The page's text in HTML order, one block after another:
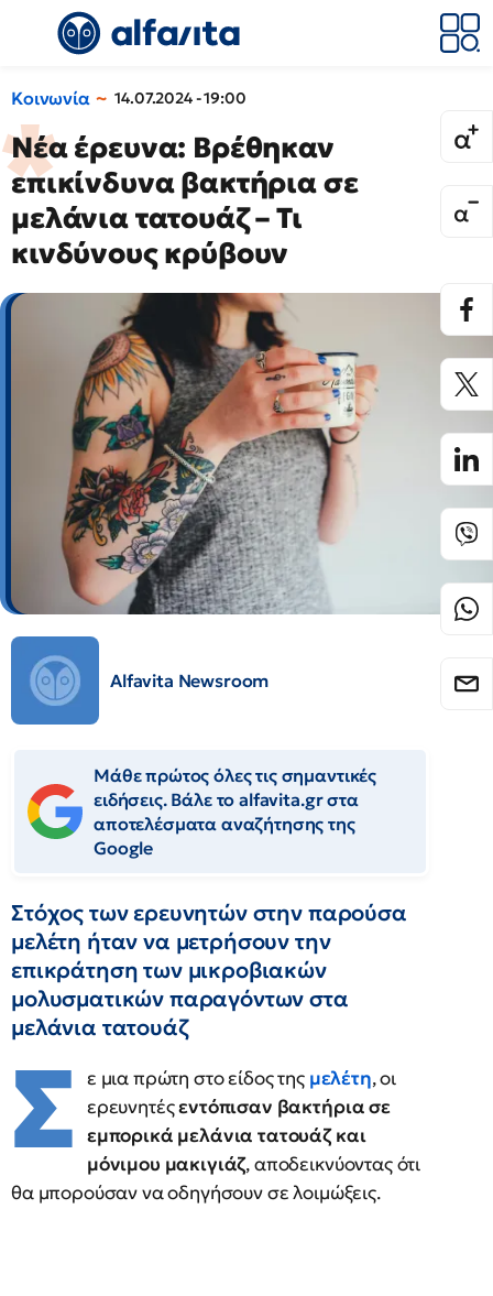
Κοινωνία 14.07.2024 - 19:00
Νέα έρευνα: Βρέθηκαν
επικίνδυνα βακτήρια σε
μελάνια τατουάζ – Τι
κινδύνους κρύβουν
Alfavita Newsroom
Μάθε πρώτος όλες τις σημαντικές
ειδήσεις. Βάλε το alfavita.gr στα
αποτελέσματα αναζήτησης της
Google
Στόχος των ερευνητών στην παρούσα
μελέτη ήταν να μετρήσουν την
επικράτηση των μικροβιακών
μολυσματικών παραγόντων στα
μελάνια τατουάζ
Σ ε μια πρώτη στο είδος της μελέτη, οι
ερευνητέςεντόπισαν βακτήρια σε
εμπορικά μελάνια τατουάζ και
μόνιμου μακιγιάζ, αποδεικνύοντας ότι
θα μπορούσαν να οδηγήσουν σε λοιμώξεις.